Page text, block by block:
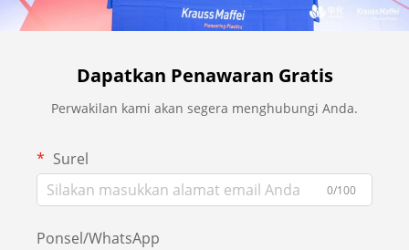
Dapatkan Penawaran Gratis
Perwakilan kami akan segera menghubungi Anda.
Surel
0/100
Ponsel/WhatsApp